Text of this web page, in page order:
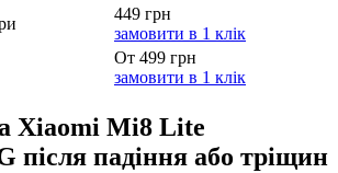
449 грн
замовити в 1 клік
От 499 грн
замовити в 1 клік
Xiaomi Mi8 Lite
після падіння або тріщин